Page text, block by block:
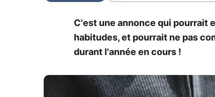
C'est une annonce qui pourrait
habitudes, et pourrait ne pas
durant l'année en cours !